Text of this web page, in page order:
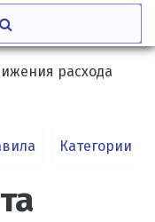
расхода
Категории